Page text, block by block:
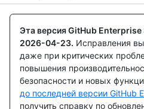
Эта версия GitHub
2026-04-23. Исправления
даже при критических
повышения
безопасности и новых
до последней версии GitHub
получить справку по